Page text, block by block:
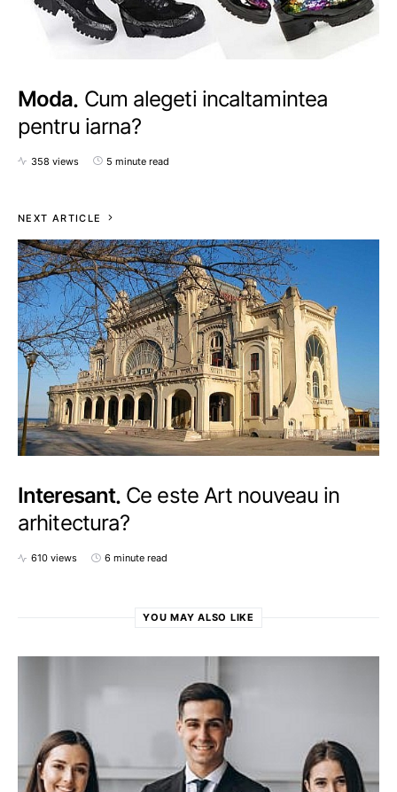
Moda Cum alegeti incaltamintea
pentru iarna?
358 views 5 minute read
NEXT ARTICLE
Interesant Ce este Art nouveau in
arhitectura?
610 views 6 minute read
YOU MAY ALSO LIKE